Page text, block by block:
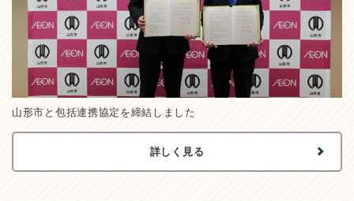
山形市と包括連携協定を締結しました
詳しく見る